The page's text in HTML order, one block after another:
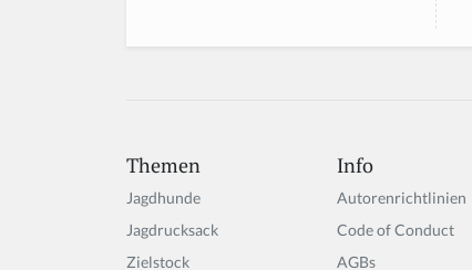
Themen
Jagdhunde
Jagdrucksack
Zielstock
Info
Autorenrichtlinien
Code of Conduct
AGBs